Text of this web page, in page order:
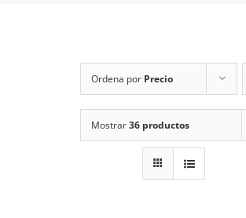
Ordena por Precio
Mostrar36 productos